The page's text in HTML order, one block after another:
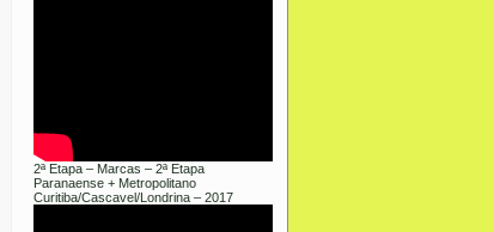
2ª Etapa – Marcas – 2ª Etapa
Paranaense + Metropolitano
Curitiba/Cascavel/Londrina – 2017